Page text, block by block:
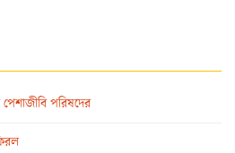
পেশাজীবি পরিষদের